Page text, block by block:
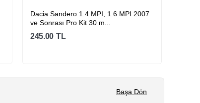
Dacia Sandero 1.4 MPI, 1.6 MPI 2007
ve Sonrası Pro Kit 30 m...
245.00 TL
Başa Dön